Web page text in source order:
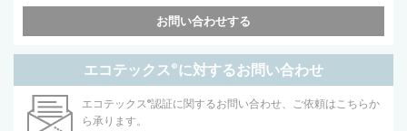
お問い合わせする
エコテックス®に対するお問い合わせ
エコテックス®認証に関するお問い合わせ、ご依頼はこちらか
ら承ります。